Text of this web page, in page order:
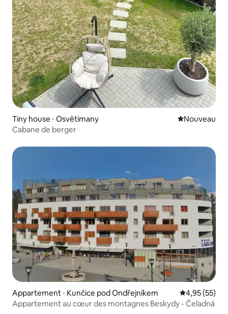
Tiny house ⋅ Osvětimany Nouvel
Nouveau
Cabane de berger
Appartement ⋅ Kunčice pod Ondřejníkem Évaluation
4,95 (55)
Appartement au cœur des montagnes Beskydy - Čeladná